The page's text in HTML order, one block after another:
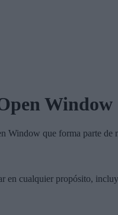
Window
Window que forma parte de
en cualquier propósito,